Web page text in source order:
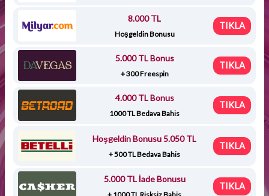
8.000 TL
Hoşgeldin Bonusu
TIKLA
5.000 TL Bonus
+ 300 Freespin
TIKLA
4.000 TL Bonus
1000 TL Bedava Bahis
TIKLA
Hoşgeldin Bonusu 5.050 TL
+ 500 TL Bedava Bahis
TIKLA
5.000 TL İade Bonusu
TIKLA